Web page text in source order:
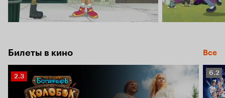
Билеты в кино Все
Рейтинг
Кинопоиска
2.3
6.2
6.2